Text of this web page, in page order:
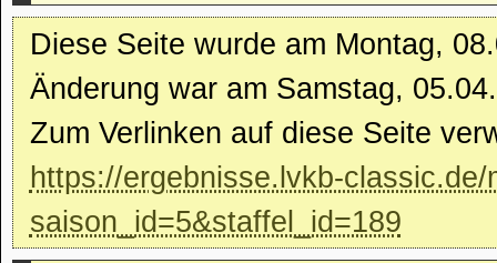
Diese Seite wurde am Montag,
Änderung war am Samstag,
Zum Verlinken auf diese Seite
https://ergebnisse.lvkb-
saison_id=5&staffel_id=189